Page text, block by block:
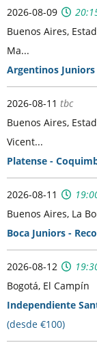
2026-08-09
Buenos Aires,
Ma...
Argentinos
2026-08-11 tbc
Buenos Aires,
Vicent...
Platense -
2026-08-11
Buenos Aires, La
Boca Juniors -
2026-08-12
Bogotá, El Campín
Independiente
(desde €100)